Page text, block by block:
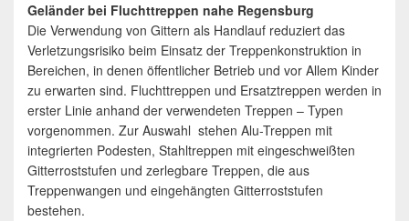
Geländer bei Fluchttreppen nahe Regensburg
Die Verwendung von Gittern als Handlauf reduziert das
Verletzungsrisiko beim Einsatz der Treppenkonstruktion in
Bereichen, in denen öffentlicher Betrieb und vor Allem Kinder
zu erwarten sind. Fluchttreppen und Ersatztreppen werden in
erster Linie anhand der verwendeten Treppen – Typen
vorgenommen. Zur Auswahl stehen Alu-Treppen mit
integrierten Podesten, Stahltreppen mit eingeschweißten
Gitterroststufen und zerlegbare Treppen, die aus
Treppenwangen und eingehängten Gitterroststufen
bestehen.